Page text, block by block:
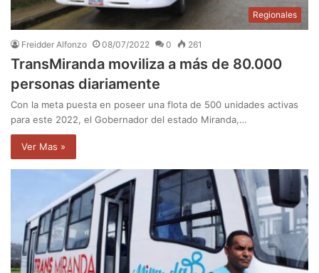
Regionales
Freidder Alfonzo 08/07/2022 0 261
TransMiranda moviliza a más de 80.000
personas diariamente
Con la meta puesta en poseer una flota de 500 unidades activas
para este 2022, el Gobernador del estado Miranda,…
Ver Mas »